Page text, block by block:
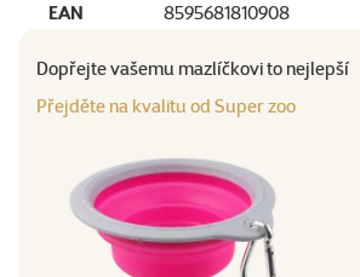
EAN
8595681810908
Dopřejte vašemu mazlíčkovi to nejlepší
Přejděte na kvalitu od Super zoo